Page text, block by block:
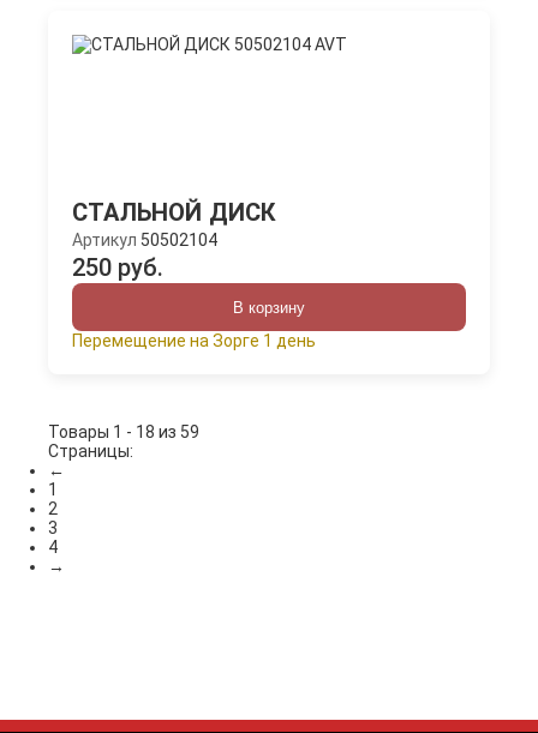
СТАЛЬНОЙ ДИСК
Артикул 50502104
250 руб.
В корзину
Перемещение на Зорге 1 день
Товары 1 - 18 из 59
Страницы:
←
1
2
3
4
→